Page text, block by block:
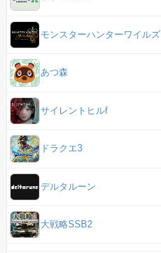
モンスターハンターワイルズ
あつ森
サイレントヒルf
ドラクエ3
デルタルーン
大戦略SSB2